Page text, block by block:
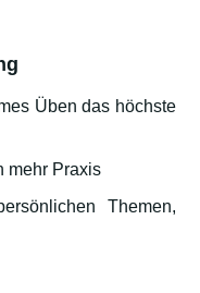
Üben das höchste
mehr Praxis
Themen,